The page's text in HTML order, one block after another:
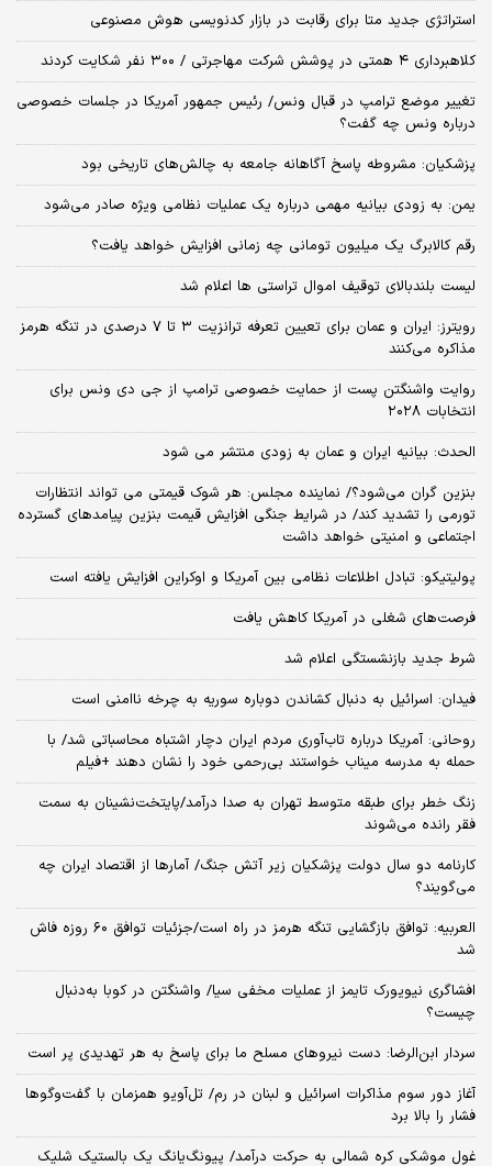
استراتژی جدید متا برای رقابت در بازار کدنویسی هوش مصنوعی
کلاهبرداری ۴ همتی در پوشش شرکت مهاجرتی / ۳۰۰ نفر شکایت کردند
تغییر موضع ترامپ در قبال ونس/ رئیس جمهور آمریکا در جلسات خصوصی
درباره ونس چه گفت؟
پزشکیان: مشروطه پاسخ آگاهانه جامعه به چالش‌های تاریخی بود
یمن: به زودی بیانیه مهمی درباره یک عملیات نظامی ویژه صادر می‌شود
رقم کالابرگ یک میلیون تومانی چه زمانی افزایش خواهد یافت؟
لیست بلندبالای توقیف اموال تراستی ها اعلام شد
رویترز: ایران و عمان برای تعیین تعرفه ترانزیت ۳ تا ۷ درصدی در تنگه هرمز
مذاکره می‌کنند
روایت واشنگتن پست از حمایت خصوصی ترامپ از جی دی ونس برای
انتخابات ۲۰۲۸
الحدث: بیانیه ایران و عمان به زودی منتشر می شود
بنزین گران می‌شود؟/ نماینده مجلس: هر شوک قیمتی می تواند انتظارات
تورمی را تشدید کند/ در شرایط جنگی افزایش قیمت بنزین پیامدهای گسترده
اجتماعی و امنیتی خواهد داشت
پولیتیکو: تبادل اطلاعات نظامی بین آمریکا و اوکراین افزایش یافته است
فرصت‌های شغلی در آمریکا کاهش یافت
شرط جدید بازنشستگی اعلام شد
فیدان: اسرائیل به دنبال کشاندن دوباره سوریه به چرخه ناامنی است
روحانی: آمریکا درباره تاب‌آوری مردم ایران دچار اشتباه محاسباتی شد/ با
حمله به مدرسه میناب خواستند بی‌رحمی خود را نشان دهند +فیلم
زنگ خطر برای طبقه متوسط تهران به صدا درآمد/پایتخت‌نشینان به سمت
فقر رانده می‌شوند
کارنامه دو سال دولت پزشکیان زیر آتش جنگ/ آمارها از اقتصاد ایران چه
می‌گویند؟
العربیه: توافق بازگشایی تنگه هرمز در راه است/جزئیات توافق ۶۰ روزه فاش
شد
افشاگری نیویورک تایمز از عملیات مخفی سیا/ واشنگتن در کوبا به‌دنبال
چیست؟
سردار ابن‌الرضا: دست نیروهای مسلح ما برای پاسخ به هر تهدیدی پر است
آغاز دور سوم مذاکرات اسرائیل و لبنان در رم/ تل‌آویو همزمان با گفت‌وگوها
فشار را بالا برد
غول موشکی کره شمالی به حرکت درآمد/ پیونگ‌یانگ یک بالستیک شلیک